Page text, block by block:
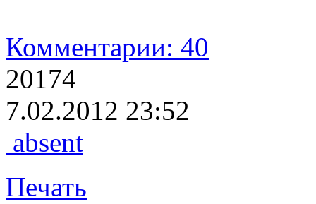
Комментарии: 40
20174
7.02.2012 23:52
absent
Печать